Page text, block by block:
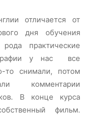
отличается от
дня обучения
практические
у нас все
то снимали, потом
комментарии
В конце курса
фильм.